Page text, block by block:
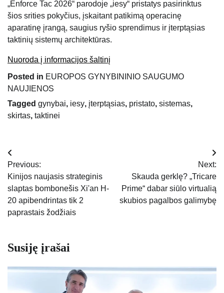
„Enforce Tac 2026“ parodoje „iesy“ pristatys pasirinktus
šios srities pokyčius, įskaitant patikimą operacinę
aparatinę įrangą, saugius ryšio sprendimus ir įterptąsias
taktinių sistemų architektūras.
Nuoroda į informacijos šaltinį
Posted in EUROPOS GYNYBININIO SAUGUMO
NAUJIENOS
Tagged gynybai, iesy, įterptąsias, pristato, sistemas,
skirtas, taktinei
Navigacija
tarp
įrašų
Previous:
Kinijos naujasis strateginis
slaptas bombonešis Xi'an H-
20 apibendrintas tik 2
paprastais žodžiais
Next:
Skauda gerklę? „Tricare
Prime“ dabar siūlo virtualią
skubios pagalbos galimybę
Susiję įrašai